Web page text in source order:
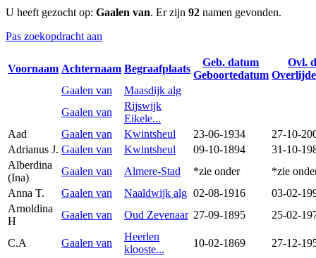
U heeft gezocht op: Gaalen van. Er zijn 92 namen gevonden.
Pas zoekopdracht aan
Voornaam Achternaam Begraafplaats
Geb. datum
Geboortedatum
Ovl.
Gaalen van
Maasdijk alg
Gaalen van
Rijswijk
Eikele...
Aad
Gaalen van Kwintsheul 23-06-1934
27-10-
Adrianus J. Gaalen van Kwintsheul 09-10-1894
31-10-
Alberdina
(Ina)
Gaalen van Almere-Stad *zie onder
*zie
Anna T.
Gaalen van Naaldwijk alg 02-08-1916
03-02-
Arnoldina
H
Gaalen van Oud Zevenaar 27-09-1895 25-02-
C.A Gaalen van
Heerlen
klooste...
10-02-1869 27-12-